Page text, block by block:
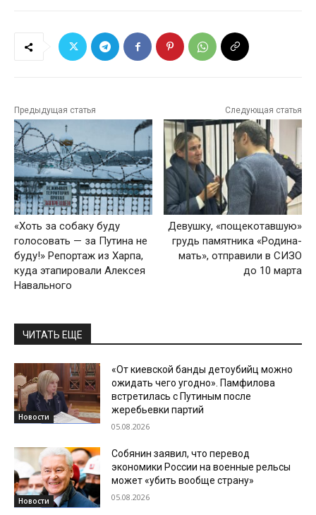
Предыдущая статья
«Хоть за собаку буду
голосовать — за Путина не
буду!» Репортаж из Харпа,
куда этапировали Алексея
Навального
Следующая статья
Девушку, «пощекотавшую»
грудь памятника «Родина-
мать», отправили в СИЗО
до 10 марта
ЧИТАТЬ ЕЩЕ
Новости
«От киевской банды детоубийц можно
ожидать чего угодно». Памфилова
встретилась с Путиным после
жеребьевки партий
05.08.2026
Новости
Собянин заявил, что перевод
экономики России на военные рельсы
может «убить вообще страну»
05.08.2026